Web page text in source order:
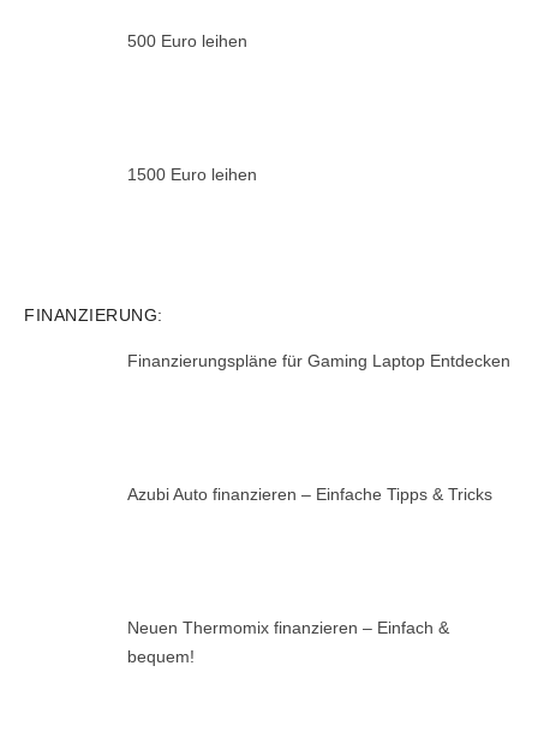
500 Euro leihen
1500 Euro leihen
FINANZIERUNG:
Finanzierungspläne für Gaming Laptop Entdecken
Azubi Auto finanzieren – Einfache Tipps & Tricks
Neuen Thermomix finanzieren – Einfach &
bequem!